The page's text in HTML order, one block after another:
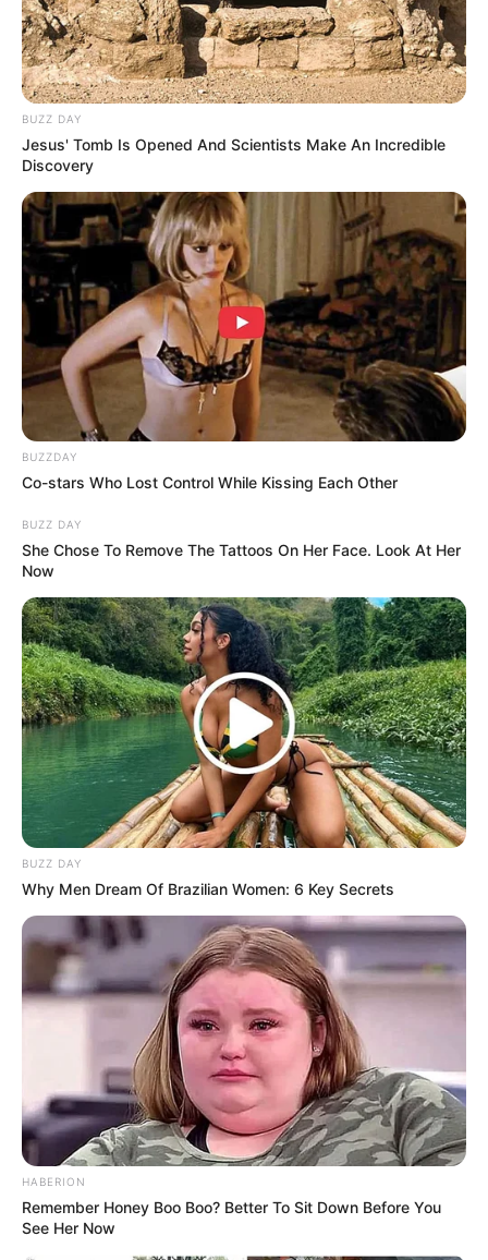
Wall to Wall Ghost Train
1 ULASAN
Sukma
27 April 2023 at 18:39
Sumpah bagus bingit
Cerita
Pemain
9/10
ULASAN
Rating
Cerita
Pemain
Akting
BUZZ DAY
Jesus' Tomb Is Opened And Scientists Make An Incredible
Discovery
BUZZDAY
Co-stars Who Lost Control While Kissing Each Other
BUZZ DAY
She Chose To Remove The Tattoos On Her Face. Look At Her
Now
BUZZ DAY
Why Men Dream Of Brazilian Women: 6 Key Secrets
HABERION
Remember Honey Boo Boo? Better To Sit Down Before You
See Her Now